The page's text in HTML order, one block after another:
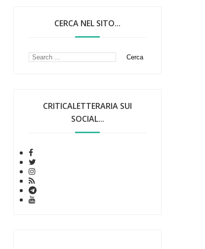
CERCA NEL SITO...
CRITICALETTERARIA SUI
SOCIAL...